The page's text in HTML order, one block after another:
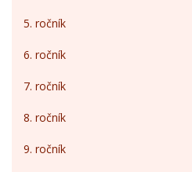
5. ročník
6. ročník
7. ročník
8. ročník
9. ročník